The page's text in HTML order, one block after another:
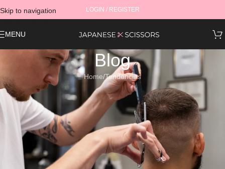
Skip to navigation
Skip to main content
LOGIN / REGISTER
MENU
Blog
Home Tendencias
TENDENCIAS
Tendencias en cortes de cabello
para mujer en 2023
Silvia On abril 6, 2023